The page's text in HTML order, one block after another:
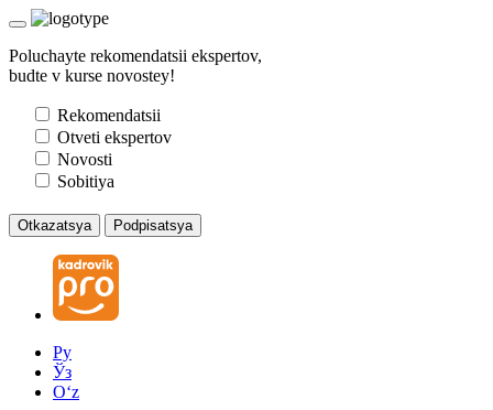
Poluchayte rekomendatsii ekspertov,
budte v kurse novostey!
Rekomendatsii
Otveti ekspertov
Novosti
Sobitiya
Otkazatsya Podpisatsya
Ру
Ўз
Oʻz